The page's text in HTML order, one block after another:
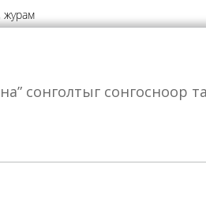
журам
сонголтыг сонгосноор